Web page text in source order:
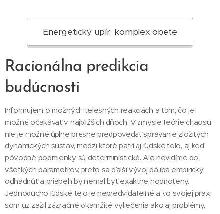
Energetický upír: komplex obete
Racionálna predikcia
budúcnosti
Informujem o možných telesných reakciách a tom, čo je
možné očakávať v najbližších dňoch. V zmysle teórie chaosu
nie je možné úplne presne predpovedať správanie zložitých
dynamických sústav, medzi ktoré patrí aj ľudské telo, aj keď
pôvodné podmienky sú deterministické. Ale nevidíme do
všetkých parametrov, preto sa ďalší vývoj dá iba empiricky
odhadnúť a priebeh by nemal byť exaktne hodnotený.
Jednoducho ľudské telo je nepredvídateľné a vo svojej praxi
som uz zažil zázračné okamžité vyliečenia ako aj problémy,